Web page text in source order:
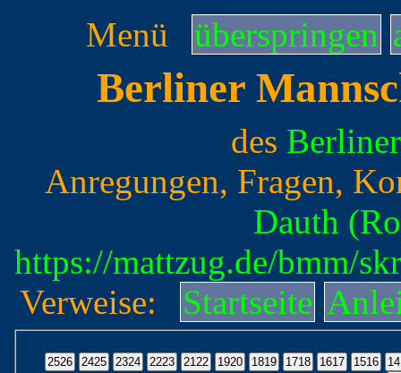
Menü überspringen
Berliner
des
Anregungen, Fragen,
Dauth
https://mattzug.de/bmm/
Verweise:
Startseite